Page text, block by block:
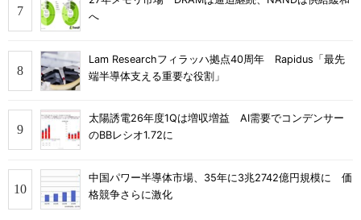
へ
Lam Researchフィラッハ拠点40周年 Rapidus「最先
端半導体支える重要な役割」
太陽誘電26年度1Qは増収増益 AI需要でコンデンサー
のBBレシオ1.72に
中国パワー半導体市場、35年に3兆2742億円規模に 価
格競争さらに激化